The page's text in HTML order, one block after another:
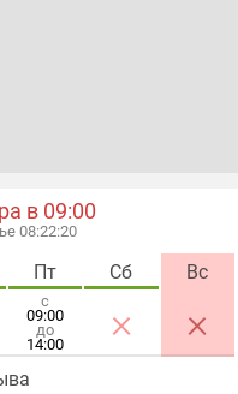
в 09:00
08:22:20
Пт
с
09:00
до
14:00
Сб
×
Вс
×